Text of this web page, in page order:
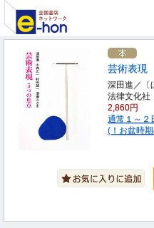
芸術表現
深田進／〔
法律文化社
2,860円
通常１～２
(！お盆時